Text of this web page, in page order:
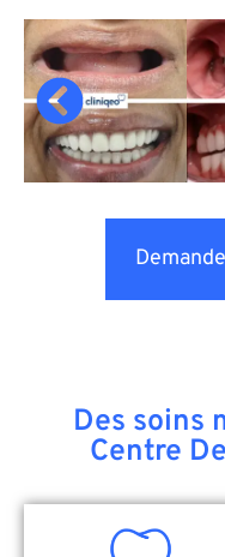
Des soins
Centre